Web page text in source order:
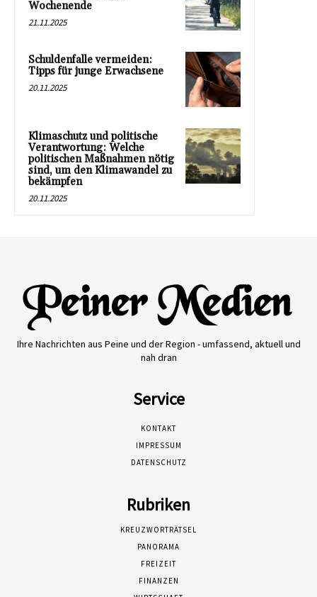
Wochenende
21.11.2025
Schuldenfalle vermeiden:
Tipps für junge Erwachsene
20.11.2025
Klimaschutz und politische
Verantwortung: Welche
politischen Maßnahmen nötig
sind, um den Klimawandel zu
bekämpfen
20.11.2025
Ihre Nachrichten aus Peine und der Region - umfassend, aktuell und
nah dran
Service
KONTAKT
IMPRESSUM
DATENSCHUTZ
Rubriken
KREUZWORTRÄTSEL
PANORAMA
FREIZEIT
FINANZEN